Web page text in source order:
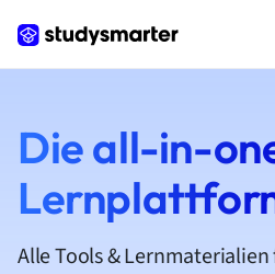
Die all-in-
Alle Tools &